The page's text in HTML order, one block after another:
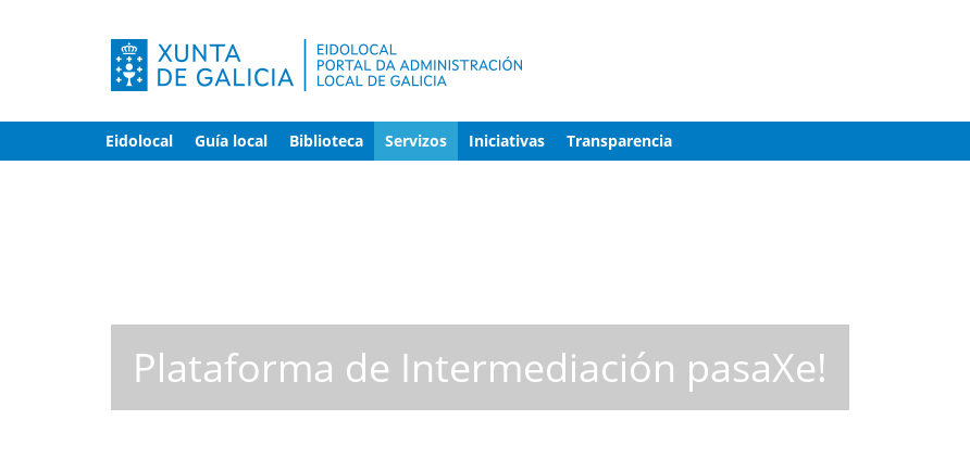
Eidolocal Guía local Biblioteca Servizos Iniciativas Transparencia
Plataforma de Intermediación pasaXe!